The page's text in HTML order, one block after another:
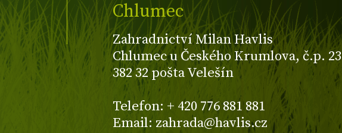
Chlumec
Zahradnictví Milan Havlis
Chlumec u Českého Krumlova, č.p. 23
382 32 pošta Velešín
Telefon: + 420 776 881 881
Email: zahrada@havlis.cz